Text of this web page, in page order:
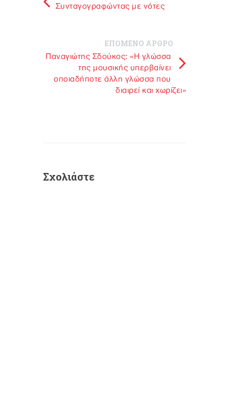
Συνταγογραφώντας με νότες
ΕΠΟΜΕΝΟ ΑΡΘΡΟ
Παναγιώτης Σδούκος: «Η γλώσσα
της μουσικής υπερβαίνει
οποιαδήποτε άλλη γλώσσα που
διαιρεί και χωρίζει»
Σχολιάστε